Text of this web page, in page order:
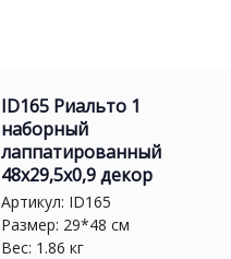
ID165 Риальто 1
наборный
лаппатированный
48x29,5x0,9 декор
Артикул: ID165
Размер: 29*48 см
Вес: 1.86 кг